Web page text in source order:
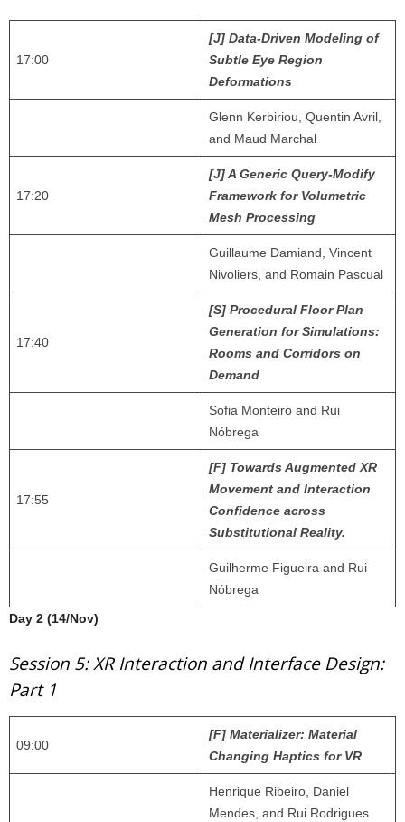
17:00
[J] Data-Driven Modeling of
Subtle Eye Region
Deformations
Glenn Kerbiriou, Quentin Avril,
and Maud Marchal
17:20
[J] A Generic Query-Modify
Framework for Volumetric
Mesh Processing
Guillaume Damiand, Vincent
Nivoliers, and Romain Pascual
17:40
[S] Procedural Floor Plan
Generation for Simulations:
Rooms and Corridors on
Demand
Sofia Monteiro and Rui
Nóbrega
17:55
[F] Towards Augmented XR
Movement and Interaction
Confidence across
Substitutional Reality.
Guilherme Figueira and Rui
Nóbrega
Day 2 (14/Nov)
Session 5: XR Interaction and Interface Design:
Part 1
09:00
[F] Materializer: Material
Changing Haptics for VR
Henrique Ribeiro, Daniel
Mendes, and Rui Rodrigues